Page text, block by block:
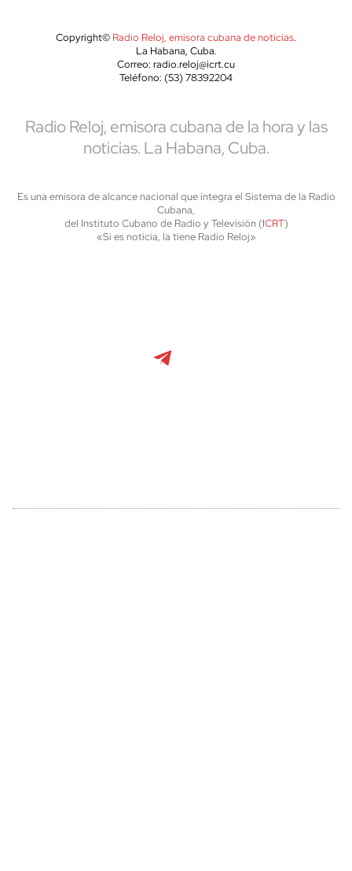
Copyright© Radio Reloj, emisora cubana de noticias.
La Habana, Cuba.
Correo: radio.reloj@icrt.cu
Teléfono: (53) 78392204
Radio Reloj, emisora cubana de la hora y las
noticias. La Habana, Cuba.
Es una emisora de alcance nacional que integra el Sistema de la Radio
Cubana,
del Instituto Cubano de Radio y Televisión (ICRT)
«Si es noticia, la tiene Radio Reloj»